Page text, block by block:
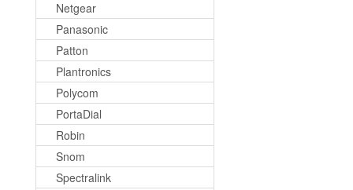
Netgear
Panasonic
Patton
Plantronics
Polycom
PortaDial
Robin
Snom
Spectralink